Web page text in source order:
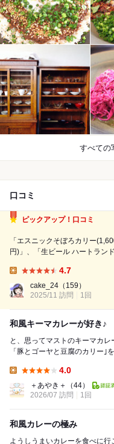
すべての
口コミ
ピックアップ！口コミ
「エスニックそぼろカリー
円)」、「生ビール ハートランド(900円)」
こちらの既定は甘口だそうで、
菜...
4.7
cake_24 （159）
2025/11 訪問
1回
和風キーマカレーが好き♪
と、思ってマストのキーマカ
「豚とゴーヤと豆腐のカリー｣
4.0
＋あやき＋
（44）
2026/07 訪問
1回
和風カレーの極み
ようしうまいカレーを食べに